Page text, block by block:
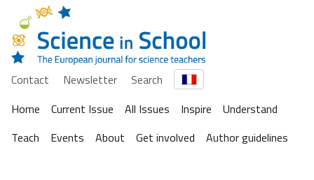
Contact Newsletter
Search
Home
Current Issue All Issues Inspire
Understand
Teach
Events About Get involved Author guidelines